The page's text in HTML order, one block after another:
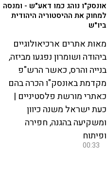
אונסק"ו נוהג כמו דאע"ש - ומנסה
למחוק את ההיסטוריה היהודית
ביו"ש
מאות אתרים ארכיאולוגיים
ביהודה ושומרון נפגעו מביזה,
בנייה והרס, כאשר הרש"פ
מקדמת באונסק"ו הכרה בהם
כאתרי מורשת פלסטיניים |
כעת ישראל משנה כיוון
ומשקיעה בהגנה, חפירה
ופיתוח
00:33